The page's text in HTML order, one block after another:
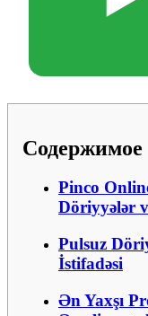
Содержимое
Pinco
Döriyyələr
Pulsuz
İstifadəsi
Ən Yaxşı